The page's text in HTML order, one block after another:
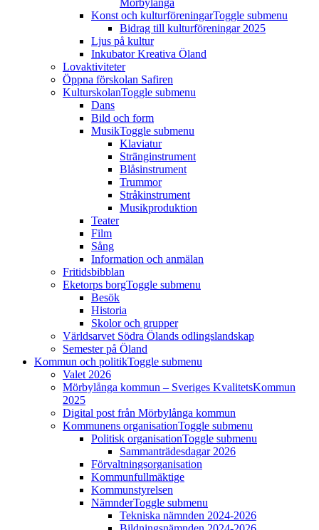
Mörbylånga
Konst och kulturföreningarToggle submenu
Bidrag till kulturföreningar 2025
Ljus på kultur
Inkubator Kreativa Öland
Lovaktiviteter
Öppna förskolan Safiren
KulturskolanToggle submenu
Dans
Bild och form
MusikToggle submenu
Klaviatur
Stränginstrument
Blåsinstrument
Trummor
Stråkinstrument
Musikproduktion
Teater
Film
Sång
Information och anmälan
Fritidsbibblan
Eketorps borgToggle submenu
Besök
Historia
Skolor och grupper
Världsarvet Södra Ölands odlingslandskap
Semester på Öland
Kommun och politikToggle submenu
Valet 2026
Mörbylånga kommun – Sveriges KvalitetsKommun
2025
Digital post från Mörbylånga kommun
Kommunens organisationToggle submenu
Politisk organisationToggle submenu
Sammanträdesdagar 2026
Förvaltningsorganisation
Kommunfullmäktige
Kommunstyrelsen
NämnderToggle submenu
Tekniska nämnden 2024-2026